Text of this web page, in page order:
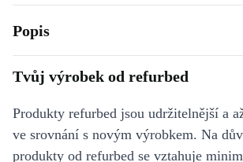
Popis
Tvůj výrobek od refurbed
Produkty refurbed jsou udržitelnější a
ve srovnání s novým výrobkem. Na
produkty od refurbed se vztahuje